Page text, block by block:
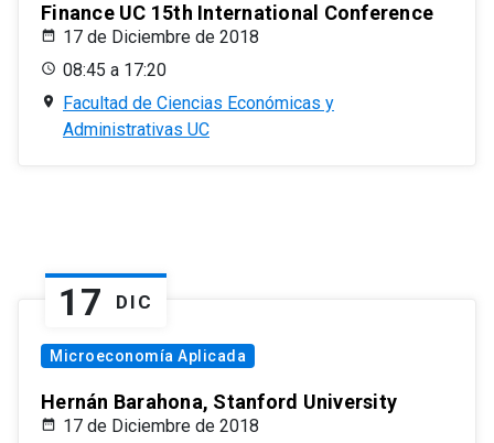
Finance UC 15th International Conference
17 de Diciembre de 2018
08:45 a 17:20
Facultad de Ciencias Económicas y
Administrativas UC
17 DIC
Microeconomía Aplicada
Hernán Barahona, Stanford University
17 de Diciembre de 2018